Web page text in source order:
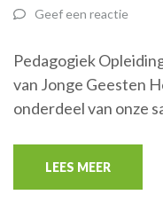
Geef een reactie
Pedagogiek
van Jonge Geesten
onderdeel van onze
LEES MEER